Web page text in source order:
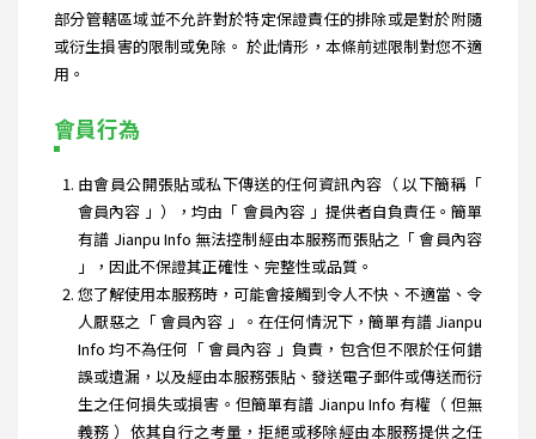
部分管轄區域並不允許對於特定保證責任的排除或是對於附隨
或衍生損害的限制或免除。 於此情形，本條前述限制對您不適
用。
會員行為
由會員公開張貼或私下傳送的任何資訊內容（ 以下簡稱「
會員內容 」），均由「 會員內容 」提供者自負責任。簡單
有譜 Jianpu Info 無法控制經由本服務而張貼之「 會員內容
」，因此不保證其正確性、完整性或品質。
您了解使用本服務時，可能會接觸到令人不快、不適當、令
人厭惡之「 會員內容 」。在任何情況下，簡單有譜 Jianpu
Info 均不為任何「 會員內容 」負責，包含但不限於任何錯
誤或遺漏，以及經由本服務張貼、發送電子郵件或傳送而衍
生之任何損失或損害。但簡單有譜 Jianpu Info 有權（ 但無
義務 ）依其自行之考量，拒絕或移除經由本服務提供之任